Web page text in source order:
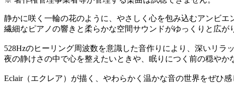
静かに咲く一輪の花のように、やさしく心を包み込むアンビエ
繊細なピアノの響きと柔らかな空間サウンドがゆっくりと広が
528Hzのヒーリング周波数を意識した音作りにより、深いリラ
夜の静けさの中で心を整えたいときや、眠りにつく前の穏やか
Eclair（エクレア）が描く、やわらかく温かな音の世界をぜひ感